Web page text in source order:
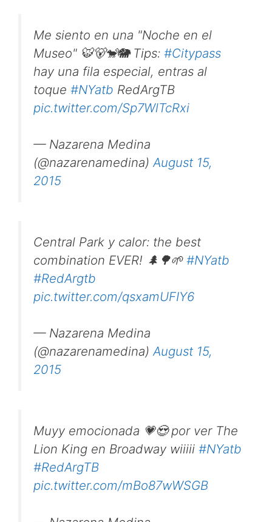
Me siento en una "Noche en el
Museo" 🐯🐻🐒🐘 Tips: #Citypass
hay una fila especial, entras al
toque #NYatb RedArgTB
pic.twitter.com/Sp7WlTcRxi
— Nazarena Medina
(@nazarenamedina)August 15,
2015
Central Park y calor: the best
combination EVER! 🌲🌳🌱 #NYatb
#RedArgtb
pic.twitter.com/qsxamUFIY6
— Nazarena Medina
(@nazarenamedina)August 15,
2015
Muyy emocionada 💗😍 por ver The
Lion King en Broadway wiiiii #NYatb
#RedArgTB
pic.twitter.com/mBo87wWSGB